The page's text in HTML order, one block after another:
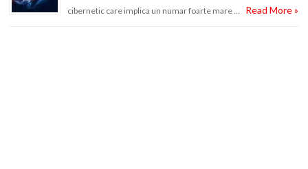
cibernetic care implica un numar foarte mare …
Read More »